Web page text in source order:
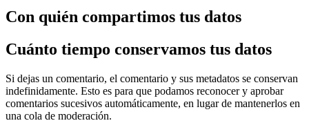
Con quién compartimos tus datos
Cuánto tiempo conservamos tus datos
Si dejas un comentario, el comentario y sus metadatos se conservan
indefinidamente. Esto es para que podamos reconocer y aprobar
comentarios sucesivos automáticamente, en lugar de mantenerlos en
una cola de moderación.